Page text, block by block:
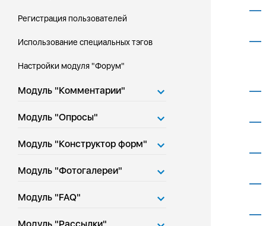
Регистрация пользователей
Использование специальных тэгов
Настройки модуля "Форум"
Модуль "Комментарии"
Модуль "Опросы"
Модуль "Конструктор форм"
Модуль "Фотогалереи"
Модуль "FAQ"